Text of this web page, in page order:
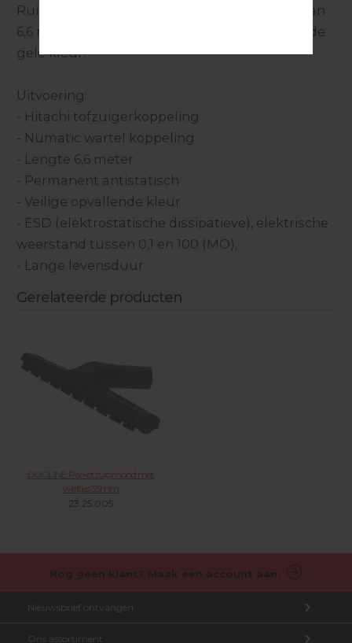
Ruime bewegingsvrijheid dankzij de lengte van
6,6 meter en goed zichtbaar door de opvallende
gele kleur.
Uitvoering:
- Hitachi tofzuigerkoppeling
- Numatic wartel koppeling
- Lengte 6,6 meter
- Permanent antistatisch
- Veilige opvallende kleur
- ESD (elektrostatische dissipatieve), elektrische
weerstand tussen 0,1 en 100 (MO),
- Lange levensduur
Gerelateerde producten
DUOLINE Parketzuigmond met
wieltjes 35mm
23.25.005
Nog geen klant? Maak een account aan.
Nieuwsbrief ontvangen
Ons assortiment